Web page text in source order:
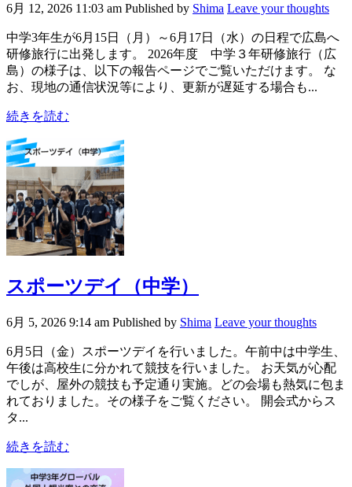
6月 12, 2026 11:03 am Published by Shima Leave your thoughts
中学3年生が6月15日（月）～6月17日（水）の日程で広島へ
研修旅行に出発します。 2026年度 中学３年研修旅行（広
島）の様子は、以下の報告ページでご覧いただけます。 な
お、現地の通信状況等により、更新が遅延する場合も...
続きを読む
スポーツデイ（中学）
6月 5, 2026 9:14 am Published by Shima Leave your thoughts
6月5日（金）スポーツデイを行いました。午前中は中学生、
午後は高校生に分かれて競技を行いました。 お天気が心配
でしが、屋外の競技も予定通り実施。どの会場も熱気に包ま
れておりました。その様子をご覧ください。 開会式からス
タ...
続きを読む